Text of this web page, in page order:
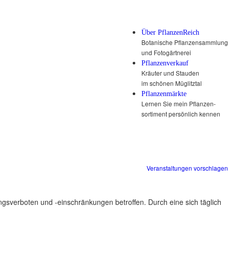
Über PflanzenReich
Botanische Pflanzensammlung
und Fotogärtnerei
Pflanzenverkauf
Kräuter und Stauden
im schönen Müglitztal
Pflanzenmärkte
Lernen Sie mein Pflanzen-
sortiment persönlich kennen
Veranstaltungen vorschlagen
und -einschränkungen betroffen. Durch eine sich täglich